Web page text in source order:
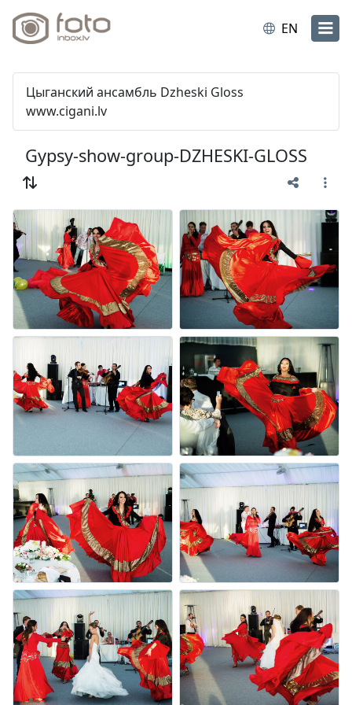
EN
Цыганский ансамбль Dzheski Gloss
www.cigani.lv
Gypsy-show-group-DZHESKI-GLOSS